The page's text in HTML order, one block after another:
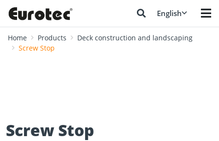
English
Home Products
Deck construction and landscaping
Screw Stop
Screw Stop